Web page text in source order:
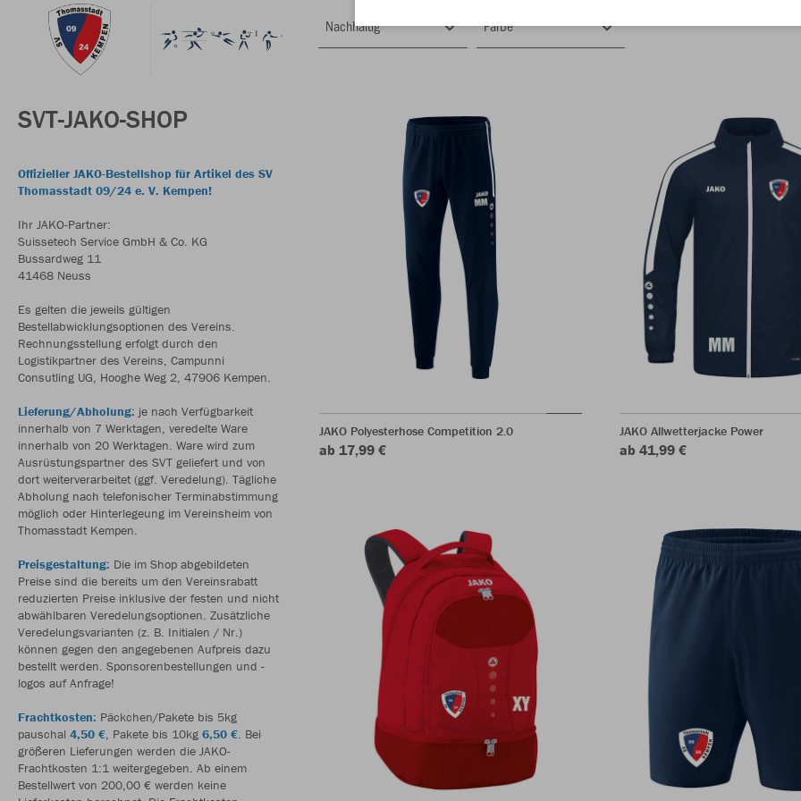
SVT-JAKO-SHOP
Offizieller JAKO-Bestellshop für Artikel des SV
Thomasstadt 09/24 e. V. Kempen!
Ihr JAKO-Partner:
Suissetech Service GmbH & Co. KG
Bussardweg 11
41468 Neuss
Es gelten die jeweils gültigen
Bestellabwicklungsoptionen des Vereins.
Rechnungsstellung erfolgt durch den
Logistikpartner des Vereins, Campunni
Consutling UG, Hooghe Weg 2, 47906 Kempen.
Lieferung/Abholung: je nach Verfügbarkeit
innerhalb von 7 Werktagen, veredelte Ware
innerhalb von 20 Werktagen. Ware wird zum
Ausrüstungspartner des SVT geliefert und von
dort weiterverarbeitet (ggf. Veredelung). Tägliche
Abholung nach telefonischer Terminabstimmung
möglich oder Hinterlegeung im Vereinsheim von
Thomasstadt Kempen.
Preisgestaltung: Die im Shop abgebildeten
Preise sind die bereits um den Vereinsrabatt
reduzierten Preise inklusive der festen und nicht
abwählbaren Veredelungsoptionen. Zusätzliche
Veredelungsvarianten (z. B. Initialen / Nr.)
können gegen den angegebenen Aufpreis dazu
bestellt werden. Sponsorenbestellungen und -
logos auf Anfrage!
Frachtkosten: Päckchen/Pakete bis 5kg
pauschal 4,50 €, Pakete bis 10kg 6,50 €. Bei
größeren Lieferungen werden die JAKO-
Frachtkosten 1:1 weitergegeben. Ab einem
Bestellwert von 200,00 € werden keine
Nachhaltig Farbe
JAKO Polyesterhose Competition 2.0
ab 17,99 €
JAKO Allwetterjacke Power
ab 41,99 €